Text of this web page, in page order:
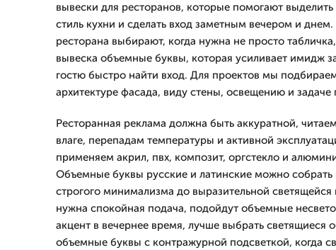
вывески для ресторанов, которые помогают
стиль кухни и сделать вход заметным вечером и
ресторана выбирают, когда нужна не просто
вывеска объемные буквы, которая усиливает имидж
гостю быстро найти вход. Для проектов мы
архитектуре фасада, виду стены, освещению и
Ресторанная реклама должна быть аккуратной,
влаге, перепадам температуры и активной
применяем акрил, пвх, композит, оргстекло и
Объемные буквы русские и латинские можно собрать
строгого минимализма до выразительной
нужна спокойная подача, подойдут объемные
акцент в вечернее время, лучше выбрать светящиеся
объемные буквы с контражурной подсветкой, когда